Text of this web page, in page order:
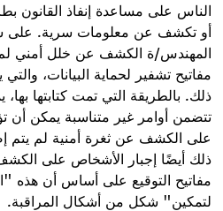
الناس على مساعدة إنفاذ القانون
أو تكشف عن معلومات سرية. على
المهندس/ة الكشف عن خلل أمني لم
مفاتيح تشفير لحماية البيانات،
ذلك. بالطريقة التي تمت كتابتها
تتضمن أوامر غير متناسبة يمكن أن
على الكشف عن ثغرة أمنية لم يتم
ذلك أيضًا إجبار الأشخاص على
مفاتيح التوقيع على أساس أن هذه
لتمكين" شكل من أشكال المراقبة.